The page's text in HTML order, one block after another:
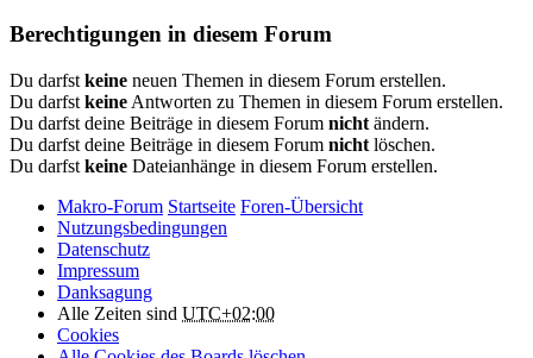
Berechtigungen in diesem Forum
Du darfst keine neuen Themen in diesem Forum erstellen.
Du darfst keine Antworten zu Themen in diesem Forum erstellen.
Du darfst deine Beiträge in diesem Forum nicht ändern.
Du darfst deine Beiträge in diesem Forum nicht löschen.
Du darfst keine Dateianhänge in diesem Forum erstellen.
Makro-Forum Startseite Foren-Übersicht
Nutzungsbedingungen
Datenschutz
Impressum
Danksagung
Alle Zeiten sind UTC+02:00
Cookies